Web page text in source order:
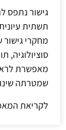
גישור נתפס
תשתית
מחקרי גישור
סוציולוגיה,
מאפשרת
שמטרתה
לקריאת